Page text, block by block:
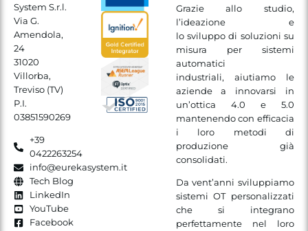
Grazie allo studio,
l’ideazione e
lo sviluppo di soluzioni su
misura per sistemi
automatici
industriali, aiutiamo le
aziende a innovarsi in
un’ottica 4.0 e 5.0
mantenendo con efficacia
i loro metodi di
produzione già
consolidati.
Da vent’anni sviluppiamo
sistemi OT personalizzati
che si integrano
perfettamente nel loro
System S.r.l.
Via G.
Amendola,
24
31020
Villorba,
Treviso (TV)
P.I.
03851590269
+39
0422263254
info@eurekasystem.it
Tech Blog
LinkedIn
YouTube
Facebook